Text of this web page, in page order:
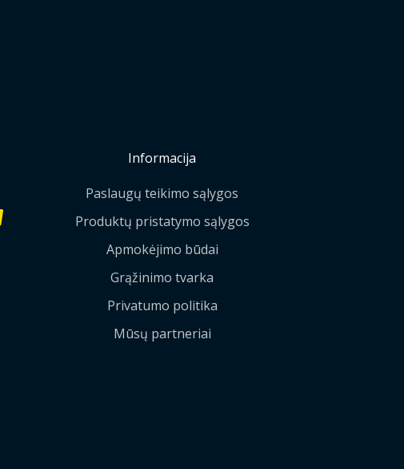
Informacija
Paslaugų teikimo sąlygos
Produktų pristatymo sąlygos
Apmokėjimo būdai
Grąžinimo tvarka
Privatumo politika
Mūsų partneriai